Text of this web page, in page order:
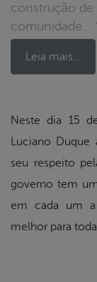
construção
comunidade.
Leia mais…
Neste dia 15
Luciano Duque
seu respeito
governo tem
em cada um
melhor para